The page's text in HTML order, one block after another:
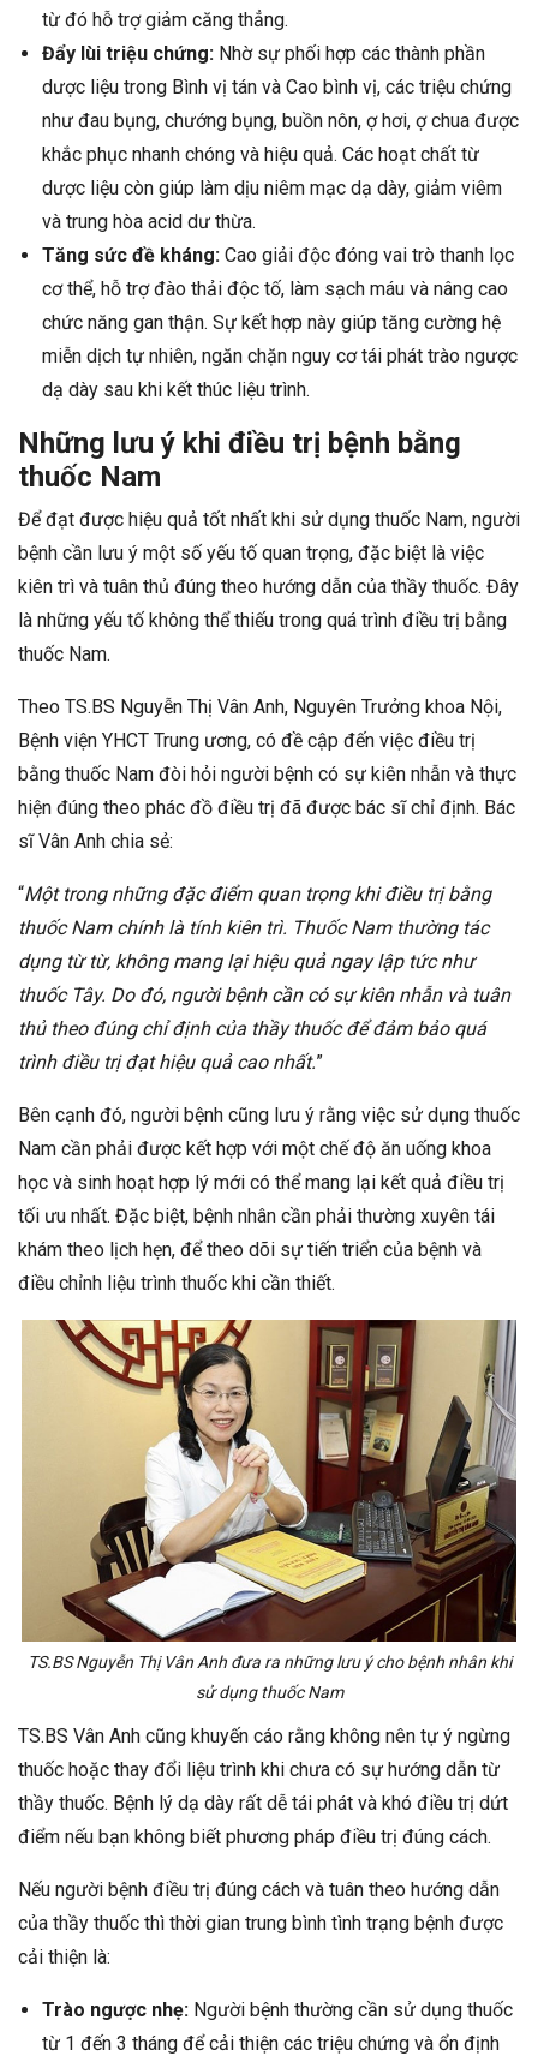
từ đó hỗ trợ giảm căng thẳng.
Đẩy lùi triệu chứng: Nhờ sự phối hợp các thành phần
dược liệu trong Bình vị tán và Cao bình vị, các triệu chứng
như đau bụng, chướng bụng, buồn nôn, ợ hơi, ợ chua được
khắc phục nhanh chóng và hiệu quả. Các hoạt chất từ
dược liệu còn giúp làm dịu niêm mạc dạ dày, giảm viêm
và trung hòa acid dư thừa.
Tăng sức đề kháng: Cao giải độc đóng vai trò thanh lọc
cơ thể, hỗ trợ đào thải độc tố, làm sạch máu và nâng cao
chức năng gan thận. Sự kết hợp này giúp tăng cường hệ
miễn dịch tự nhiên, ngăn chặn nguy cơ tái phát trào ngược
dạ dày sau khi kết thúc liệu trình.
Những lưu ý khi điều trị bệnh bằng
thuốc Nam
Để đạt được hiệu quả tốt nhất khi sử dụng thuốc Nam, người
bệnh cần lưu ý một số yếu tố quan trọng, đặc biệt là việc
kiên trì và tuân thủ đúng theo hướng dẫn của thầy thuốc. Đây
là những yếu tố không thể thiếu trong quá trình điều trị bằng
thuốc Nam.
Theo TS.BS Nguyễn Thị Vân Anh, Nguyên Trưởng khoa Nội,
Bệnh viện YHCT Trung ương, có đề cập đến việc điều trị
bằng thuốc Nam đòi hỏi người bệnh có sự kiên nhẫn và thực
hiện đúng theo phác đồ điều trị đã được bác sĩ chỉ định. Bác
sĩ Vân Anh chia sẻ:
“Một trong những đặc điểm quan trọng khi điều trị bằng
thuốc Nam chính là tính kiên trì. Thuốc Nam thường tác
dụng từ từ, không mang lại hiệu quả ngay lập tức như
thuốc Tây. Do đó, người bệnh cần có sự kiên nhẫn và tuân
thủ theo đúng chỉ định của thầy thuốc để đảm bảo quá
trình điều trị đạt hiệu quả cao nhất.”
Bên cạnh đó, người bệnh cũng lưu ý rằng việc sử dụng thuốc
Nam cần phải được kết hợp với một chế độ ăn uống khoa
học và sinh hoạt hợp lý mới có thể mang lại kết quả điều trị
tối ưu nhất. Đặc biệt, bệnh nhân cần phải thường xuyên tái
khám theo lịch hẹn, để theo dõi sự tiến triển của bệnh và
điều chỉnh liệu trình thuốc khi cần thiết.
TS.BS Nguyễn Thị Vân Anh đưa ra những lưu ý cho bệnh nhân khi
sử dụng thuốc Nam
TS.BS Vân Anh cũng khuyến cáo rằng không nên tự ý ngừng
thuốc hoặc thay đổi liệu trình khi chưa có sự hướng dẫn từ
thầy thuốc. Bệnh lý dạ dày rất dễ tái phát và khó điều trị dứt
điểm nếu bạn không biết phương pháp điều trị đúng cách.
Nếu người bệnh điều trị đúng cách và tuân theo hướng dẫn
của thầy thuốc thì thời gian trung bình tình trạng bệnh được
cải thiện là:
Trào ngược nhẹ: Người bệnh thường cần sử dụng thuốc
từ 1 đến 3 tháng để cải thiện các triệu chứng và ổn định